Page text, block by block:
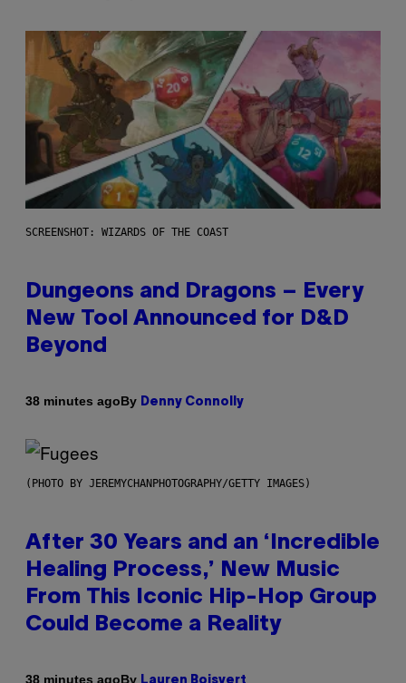
SCREENSHOT: WIZARDS OF THE COAST
Dungeons and Dragons – Every
New Tool Announced for D&D
Beyond
38 minutes agoBy Denny Connolly
(PHOTO BY JEREMYCHANPHOTOGRAPHY/GETTY IMAGES)
After 30 Years and an ‘Incredible
Healing Process,’ New Music
From This Iconic Hip-Hop Group
Could Become a Reality
38 minutes agoBy Lauren Boisvert